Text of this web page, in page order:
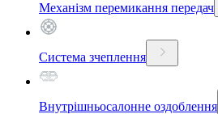
Механізм перемикання передач
Система зчеплення
Внутрішньосалонне оздоблення